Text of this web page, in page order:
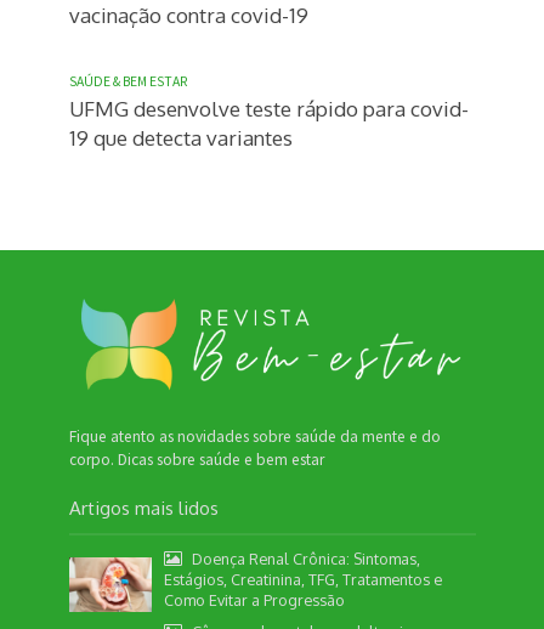
vacinação contra covid-19
SAÚDE & BEM ESTAR
UFMG desenvolve teste rápido para covid-
19 que detecta variantes
Fique atento as novidades sobre saúde da mente e do
corpo. Dicas sobre saúde e bem estar
Artigos mais lidos
Doença Renal Crônica: Sintomas,
Estágios, Creatinina, TFG, Tratamentos e
Como Evitar a Progressão